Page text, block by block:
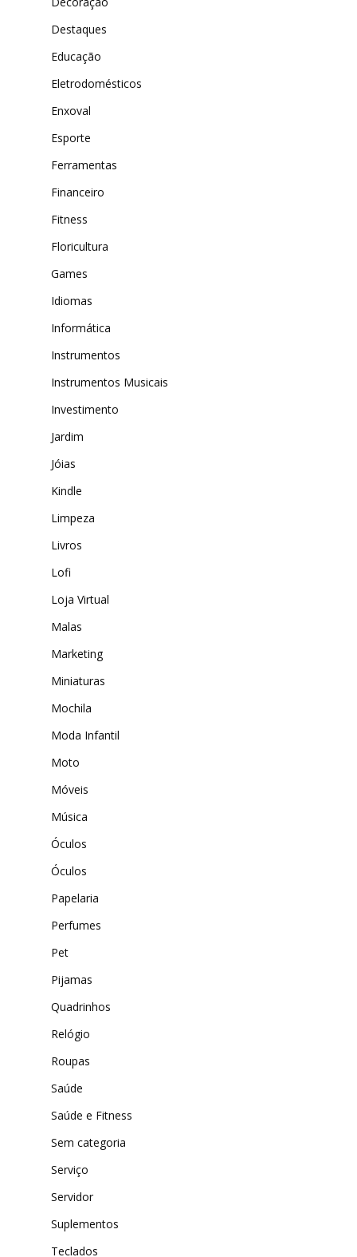
Destaques
Educação
Eletrodomésticos
Enxoval
Esporte
Ferramentas
Financeiro
Fitness
Floricultura
Games
Idiomas
Informática
Instrumentos
Instrumentos Musicais
Investimento
Jardim
Jóias
Kindle
Limpeza
Livros
Lofi
Loja Virtual
Malas
Marketing
Miniaturas
Mochila
Moda Infantil
Moto
Móveis
Música
Óculos
Óculos
Papelaria
Perfumes
Pet
Pijamas
Quadrinhos
Relógio
Roupas
Saúde
Saúde e Fitness
Sem categoria
Serviço
Servidor
Suplementos
Teclados